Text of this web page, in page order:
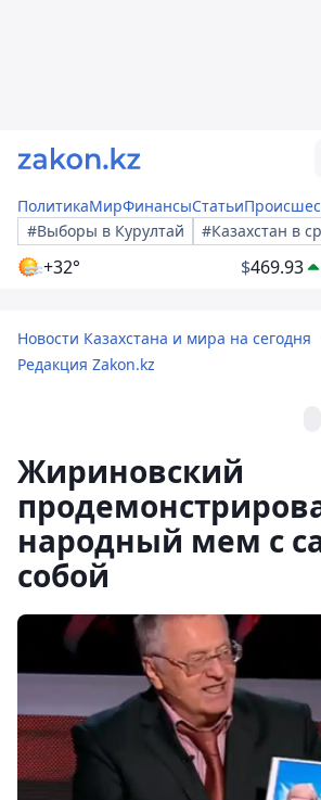
ПолитикаМирФинансыСтатьи
#Выборы в Курултай
#Казахстан в
+32° $469.93
Новости Казахстана и мира на сегодня
Редакция Zakon.kz
Жириновский
народный мем с
собой